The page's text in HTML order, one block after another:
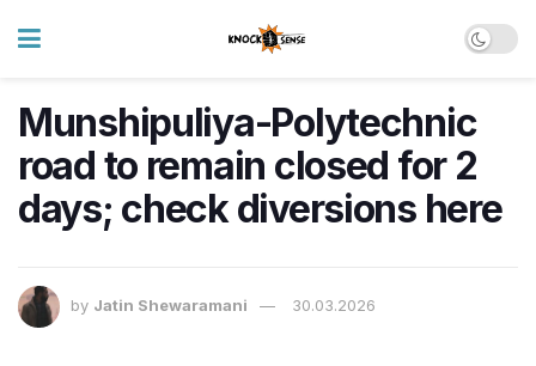
Munshipuliya-Polytechnic
road to remain closed for 2
days; check diversions here
by Jatin Shewaramani 30.03.2026